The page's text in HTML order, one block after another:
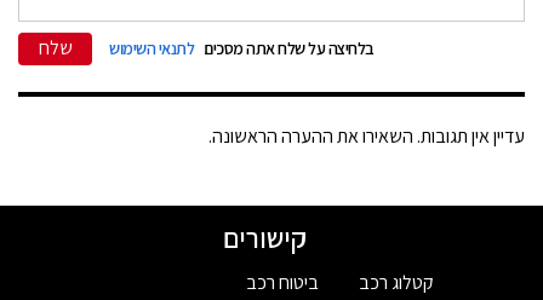
בלחיצה על שלח אתה מסכים לתנאי השימוש שלח
עדיין אין תגובות. השאירו את ההערה הראשונה.
קישורים
קטלוג רכב
ביטוח רכב